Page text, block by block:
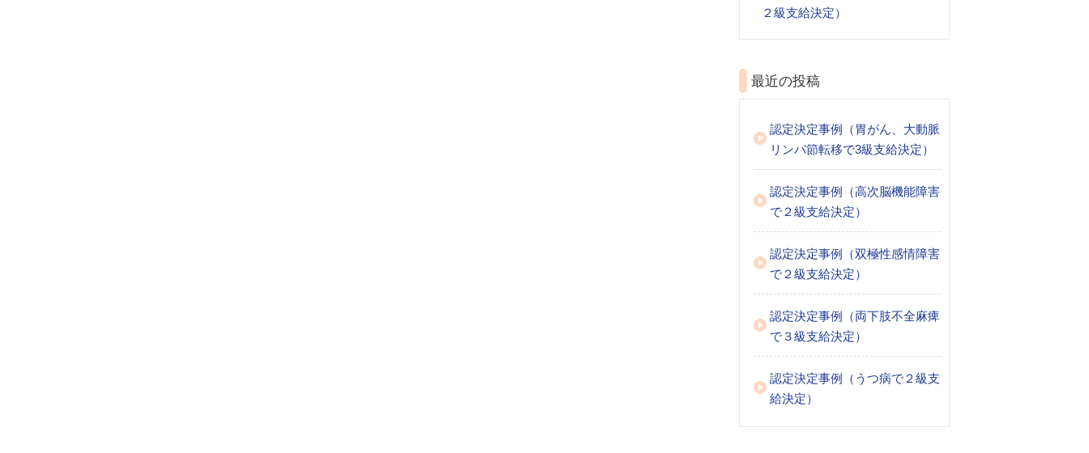
２級支給決定）
最近の投稿
認定決定事例（胃がん、大動脈
リンパ節転移で3級支給決定）
認定決定事例（高次脳機能障害
で２級支給決定）
認定決定事例（双極性感情障害
で２級支給決定）
認定決定事例（両下肢不全麻痺
で３級支給決定）
認定決定事例（うつ病で２級支
給決定）